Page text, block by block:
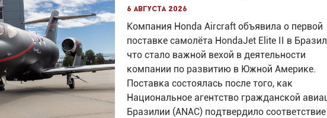
6 августа 2026
Компания Honda Aircraft объявила о первой
поставке самолёта HondaJet Elite II в
что стало важной вехой в деятельности
компании по развитию в Южной Америке.
Поставка состоялась после того, как
Национальное агентство гражданской
Бразилии (ANAC) подтвердило соответствие